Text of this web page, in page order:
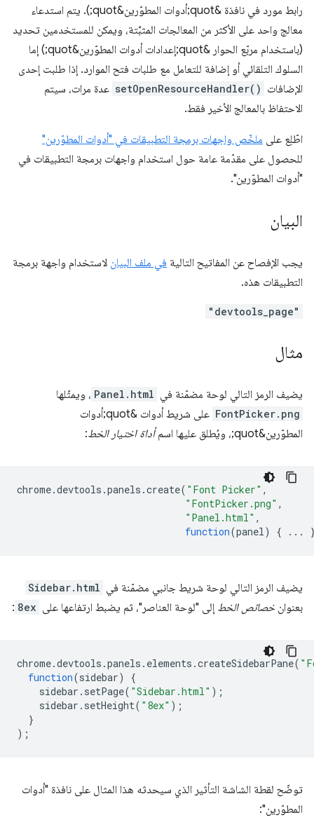
رابط مورد في نافذة &quot;أدوات المطوّرين&quot;). يتم استدعاء
معالج واحد على الأكثر من المعالجات المثبَّتة، ويمكن للمستخدمين تحديد
(باستخدام مربّع الحوار &quot;إعدادات أدوات المطوّرين&quot;) إما
السلوك التلقائي أو إضافة للتعامل مع طلبات فتح الموارد. إذا طلبت إحدى
الإضافات setOpenResourceHandler() عدة مرات، سيتم
الاحتفاظ بالمعالج الأخير فقط.
اطّلِع على ملخّص واجهات برمجة التطبيقات في "أدوات المطوّرين"
للحصول على مقدّمة عامة حول استخدام واجهات برمجة التطبيقات في
"أدوات المطوّرين".
البيان
يجب الإفصاح عن المفاتيح التالية في ملف البيان لاستخدام واجهة برمجة
التطبيقات هذه.
"devtools_page"
مثال
يضيف الرمز التالي لوحة مضمّنة في Panel.html ، ويمثّلها
FontPicker.png
على شريط أدوات &quot;أدوات
المطوّرين&quot;، ويُطلق عليها اسم
أداة اختيار الخط:
chrome.devtools .panels .create( "Font Picker" ,
"FontPicker.png" ,
"Panel.html" ,
function(panel) { ...
يضيف الرمز التالي لوحة شريط جانبي مضمّنة في Sidebar.html
بعنوان خصائص الخط إلى "لوحة العناصر"، ثم يضبط ارتفاعها على 8ex
:
chrome.devtools .panels . elements .createSidebarPane(
function(sidebar)
{
sidebar . setPage( "Sidebar.html" );
sidebar . setHeight( "8ex" );
}
);
توضّح لقطة الشاشة التأثير الذي سيحدثه هذا المثال على نافذة "أدوات
المطوّرين":